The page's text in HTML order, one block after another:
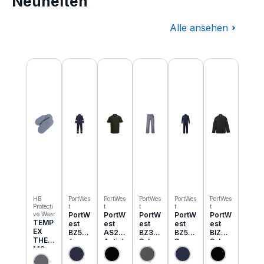
Alle ansehen
Produktgalerie überspringen
HB
Protecti
ve Wear
TEMP
EX
THER
MO
Einzie
PortWes
t
PortW
est
BZ50
6
Classi
c
PortWes
t
PortW
est
AS21
Antist
atik
ESD
PortWes
t
PortW
est
BZ31
Schw
eisser
Cargo
PortWes
t
PortW
est
BZ52
3
Bizwe
ld
PortWes
t
PortW
est
BIZ2
Schw
eisser
Jacke